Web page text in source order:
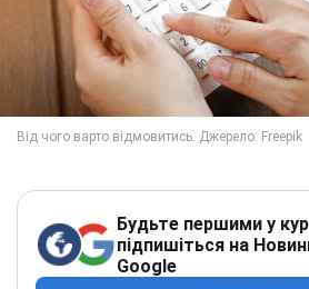
Будьте першими у
підпишіться на
Google